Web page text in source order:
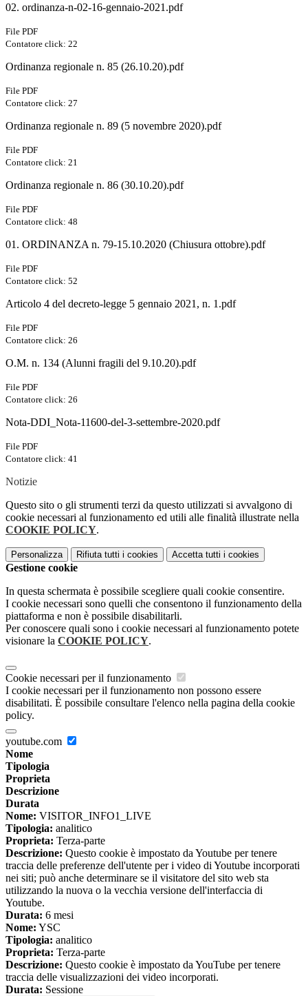
02. ordinanza-n-02-16-gennaio-2021.pdf
File PDF
Contatore click: 22
Ordinanza regionale n. 85 (26.10.20).pdf
File PDF
Contatore click: 27
Ordinanza regionale n. 89 (5 novembre 2020).pdf
File PDF
Contatore click: 21
Ordinanza regionale n. 86 (30.10.20).pdf
File PDF
Contatore click: 48
01. ORDINANZA n. 79-15.10.2020 (Chiusura ottobre).pdf
File PDF
Contatore click: 52
Articolo 4 del decreto-legge 5 gennaio 2021, n. 1.pdf
File PDF
Contatore click: 26
O.M. n. 134 (Alunni fragili del 9.10.20).pdf
File PDF
Contatore click: 26
Nota-DDI_Nota-11600-del-3-settembre-2020.pdf
File PDF
Contatore click: 41
Notizie
Questo sito o gli strumenti terzi da questo utilizzati si avvalgono di
cookie necessari al funzionamento ed utili alle finalità illustrate nella
COOKIE POLICY.
Personalizza Rifiuta tutti i cookies Accetta tutti i cookies
Gestione cookie
In questa schermata è possibile scegliere quali cookie consentire.
I cookie necessari sono quelli che consentono il funzionamento della
piattaforma e non è possibile disabilitarli.
Per conoscere quali sono i cookie necessari al funzionamento potete
visionare la COOKIE POLICY.
Cookie necessari per il funzionamento
I cookie necessari per il funzionamento non possono essere
disabilitati. È possibile consultare l'elenco nella pagina della cookie
policy.
youtube.com
Nome
Tipologia
Proprieta
Descrizione
Durata
Nome: VISITOR_INFO1_LIVE
Tipologia: analitico
Proprieta: Terza-parte
Descrizione: Questo cookie è impostato da Youtube per tenere
traccia delle preferenze dell'utente per i video di Youtube incorporati
nei siti; può anche determinare se il visitatore del sito web sta
utilizzando la nuova o la vecchia versione dell'interfaccia di
Youtube.
Durata: 6 mesi
Nome: YSC
Tipologia: analitico
Proprieta: Terza-parte
Descrizione: Questo cookie è impostato da YouTube per tenere
traccia delle visualizzazioni dei video incorporati.
Durata: Sessione